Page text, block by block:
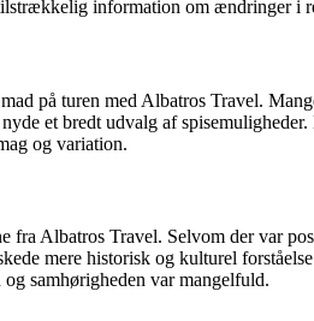
information om ændringer i
på turen med Albatros Travel.
et bredt udvalg af
og variation.
fra Albatros Travel. Selvom der var
mere historisk og kulturel
samhørigheden var mangelfuld.